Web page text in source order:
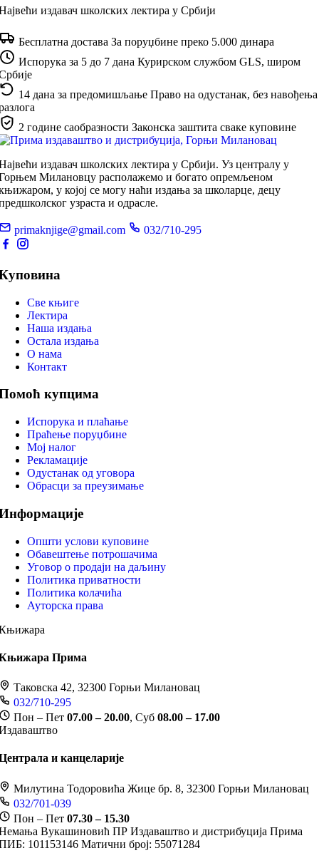
издавач школских лектира у Србији
Бесплатна достава За поруџбине преко 5.000 динара
Испорука за 5 до 7 дана Курирском службом GLS, широм
14 дана за предомишљање Право на одустанак, без навођења
2 године саобразности Законска заштита сваке куповине
издавач школских лектира у Србији. Уз централу у
Милановцу располажемо и богато опремљеном
у којој се могу наћи издања за школарце, децу
узраста и одрасле.
primaknjige@gmail.com 032/710-295
Све књиге
Лектира
Наша издања
Остала издања
О нама
Контакт
купцима
Испорука и плаћање
Праћење поруџбине
Мој налог
Рекламације
Одустанак од уговора
Обрасци за преузимање
Општи услови куповине
Обавештење потрошачима
Уговор о продаји на даљину
Политика приватности
Политика колачића
Ауторска права
Прима
Таковска 42, 32300 Горњи Милановац
032/710-295
Пон – Пет 07.00 – 20.00, Суб 08.00 – 17.00
и канцеларије
Милутина Тодоровића Жице бр. 8, 32300 Горњи Милановац
032/701-039
Пон – Пет 07.30 – 15.30
Вукашиновић ПР Издаваштво и дистрибуција Прима
101153146 Матични број: 55071284